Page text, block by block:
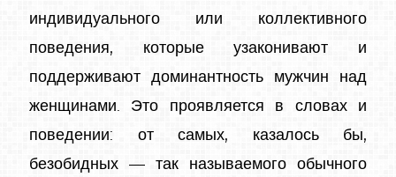
индивидуального или коллективного
поведения, которые узаконивают и
поддерживают доминантность мужчин над
женщинами. Это проявляется в словах и
поведении: от самых, казалось бы,
безобидных — так называемого обычного